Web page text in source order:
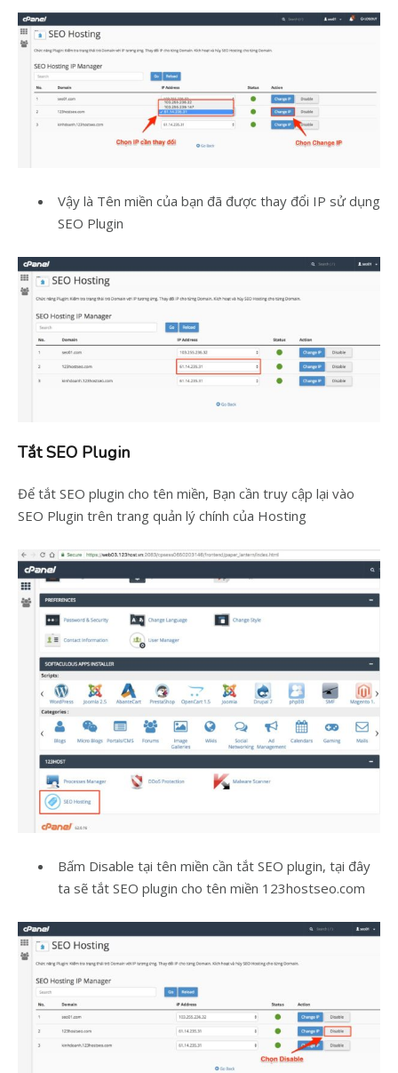
Vậy là Tên miền của bạn đã được thay đổi IP sử dụng
SEO Plugin
Tắt SEO Plugin
Để tắt SEO plugin cho tên miền, Bạn cần truy cập lại vào
SEO Plugin trên trang quản lý chính của Hosting
Bấm Disable tại tên miền cần tắt SEO plugin, tại đây
ta sẽ tắt SEO plugin cho tên miền 123hostseo.com